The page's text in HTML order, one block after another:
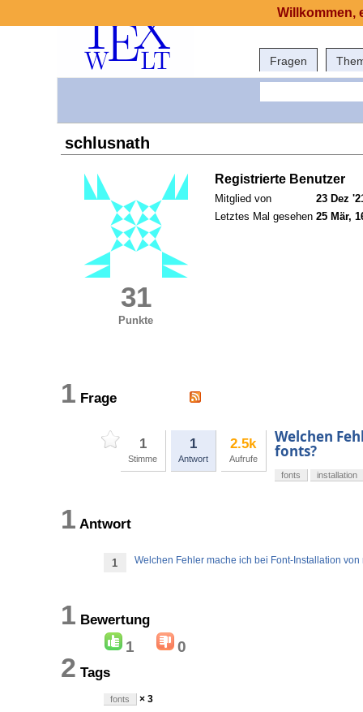
Fragen
schlusnath
31
Punkte
Registrierte Benutzer
Mitglied von
23 Dez
Letztes Mal gesehen 25 Mär,
1 Frage
1
Stimme
1
Antwort
2.5k
Aufrufe
Welchen
fonts?
fonts installation
1 Antwort
1 Welchen Fehler mache ich bei Font-Installation von
1 Bewertung
1 0
2 Tags
fonts × 3
Willkommen,